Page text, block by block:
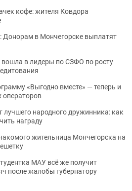
кофе: жителя Ковдора
Донорам в Мончегорске выплатят
в лидеры по СЗФО по росту
«Выгодно вместе» — теперь и
операторов
народного дружинника: как
награду
жительница Мончегорска на
МАУ всё же получит
после жалобы губернатору